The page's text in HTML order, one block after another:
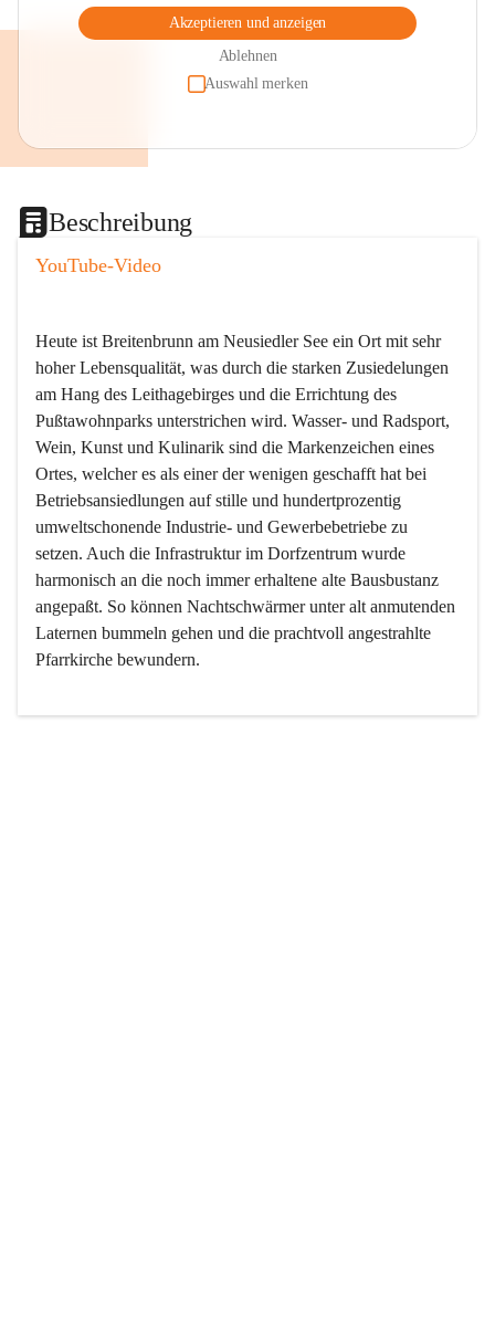
Akzeptieren und anzeigen
Ablehnen
Auswahl merken
Beschreibung
YouTube-Video
Heute ist Breitenbrunn am Neusiedler See ein Ort mit sehr
hoher Lebensqualität, was durch die starken Zusiedelungen
am Hang des Leithagebirges und die Errichtung des
Pußtawohnparks unterstrichen wird. Wasser- und Radsport,
Wein, Kunst und Kulinarik sind die Markenzeichen eines
Ortes, welcher es als einer der wenigen geschafft hat bei
Betriebsansiedlungen auf stille und hundertprozentig
umweltschonende Industrie- und Gewerbebetriebe zu
setzen. Auch die Infrastruktur im Dorfzentrum wurde
harmonisch an die noch immer erhaltene alte Bausbustanz
angepaßt. So können Nachtschwärmer unter alt anmutenden
Laternen bummeln gehen und die prachtvoll angestrahlte
Pfarrkirche bewundern.
Der Weinbau dominert heute nicht mehr, ist aber integrativer